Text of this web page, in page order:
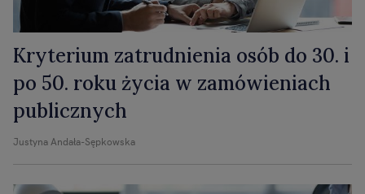
Kryterium zatrudnienia osób do 30. i
po 50. roku życia w zamówieniach
publicznych
Justyna Andała-Sępkowska